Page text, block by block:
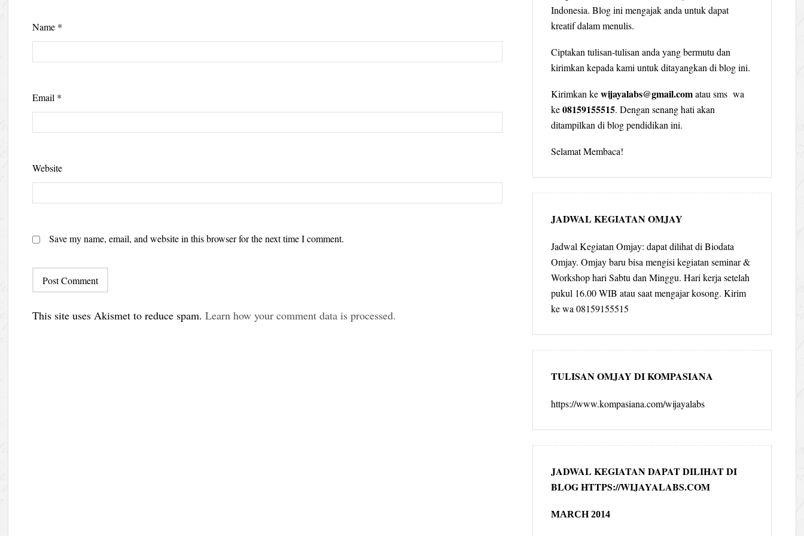
Name *
Email *
Website
Save my name, email, and website in this browser for the next time I comment.
This site uses Akismet to reduce spam.Learn how your comment data is processed.
Indonesia. Blog ini mengajak anda untuk dapat
kreatif dalam menulis.
Ciptakan tulisan-tulisan anda yang bermutu dan
kirimkan kepada kami untuk ditayangkan di blog ini.
Kirimkan kewijayalabs@gmail.comatau sms wa
ke08159155515. Dengan senang hati akan
ditampilkan di blog pendidikan ini.
Selamat Membaca!
JADWAL KEGIATAN OMJAY
Jadwal Kegiatan Omjay: dapat dilihat di Biodata
Omjay. Omjay baru bisa mengisi kegiatan seminar &
Workshop hari Sabtu dan Minggu. Hari kerja setelah
pukul 16.00 WIB atau saat mengajar kosong. Kirim
ke wa 08159155515
TULISAN OMJAY DI KOMPASIANA
https://www.kompasiana.com/wijayalabs
JADWAL KEGIATAN DAPAT DILIHAT DI
BLOG HTTPS://WIJAYALABS.COM
MARCH 2014